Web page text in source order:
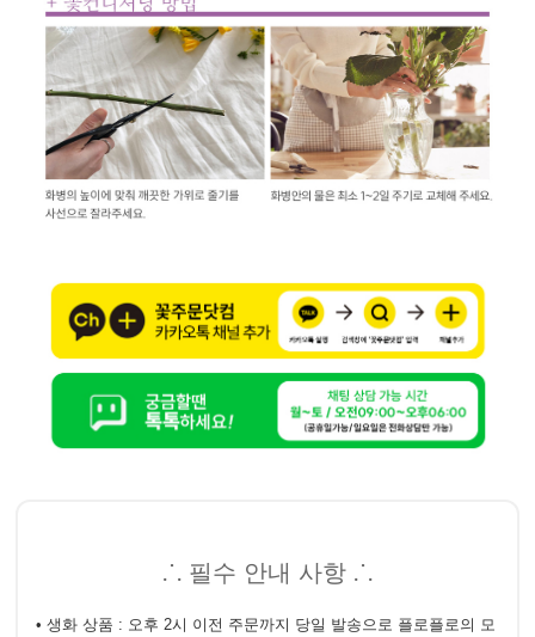
⸫ 필수 안내 사항 ⸫
• 생화 상품 : 오후 2시 이전 주문까지 당일 발송으로 플로플로의 모